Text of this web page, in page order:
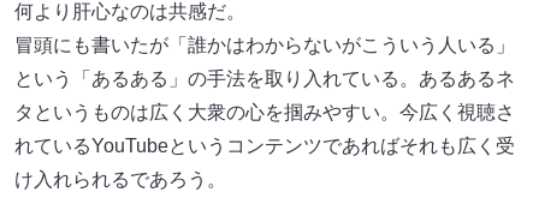
何より肝心なのは共感だ。
冒頭にも書いたが「誰かはわからないがこういう人いる」
という「あるある」の手法を取り入れている。あるあるネ
タというものは広く大衆の心を掴みやすい。今広く視聴さ
れているYouTubeというコンテンツであればそれも広く受
け入れられるであろう。